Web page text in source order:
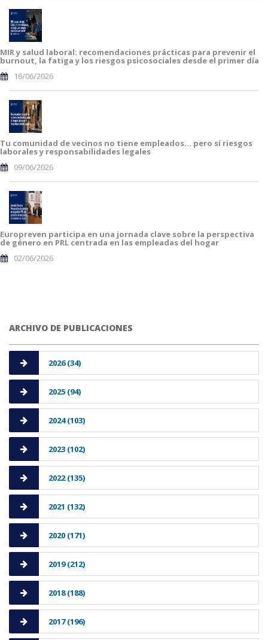
MIR y salud laboral: recomendaciones prácticas para prevenir el
burnout, la fatiga y los riesgos psicosociales desde el primer día
16/06/2026
Tu comunidad de vecinos no tiene empleados… pero sí riesgos
laborales y responsabilidades legales
09/06/2026
Europreven participa en una jornada clave sobre la perspectiva
de género en PRL centrada en las empleadas del hogar
02/06/2026
ARCHIVO DE PUBLICACIONES
2026 (34)
2025 (94)
2024 (103)
2023 (102)
2022 (135)
2021 (132)
2020 (171)
2019 (212)
2018 (188)
2017 (196)